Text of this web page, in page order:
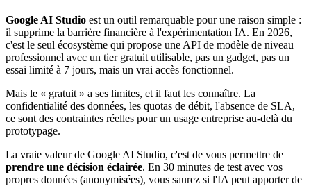
Google AI Studio est un outil remarquable pour une raison simple :
il supprime la barrière financière à l'expérimentation IA. En 2026,
c'est le seul écosystème qui propose une API de modèle de niveau
professionnel avec un tier gratuit utilisable, pas un gadget, pas un
essai limité à 7 jours, mais un vrai accès fonctionnel.
Mais le « gratuit » a ses limites, et il faut les connaître. La
confidentialité des données, les quotas de débit, l'absence de SLA,
ce sont des contraintes réelles pour un usage entreprise au-delà du
prototypage.
La vraie valeur de Google AI Studio, c'est de vous permettre de
prendre une décision éclairée. En 30 minutes de test avec vos
propres données (anonymisées), vous saurez si l'IA peut apporter de